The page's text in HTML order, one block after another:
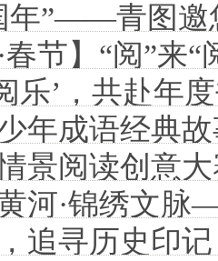
年”——青图邀
春节】“阅”来
乐’，共赴
单分享活动
年成语经典
景阅读创意
河·锦绣文
追寻历史印